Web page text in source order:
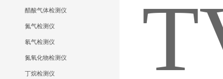
醋酸气体检测仪
氮气检测仪
氡气检测仪
氮氧化物检测仪
丁烷检测仪